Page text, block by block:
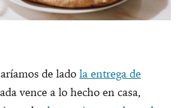
de lado la entrega de
vence a lo hecho en casa,